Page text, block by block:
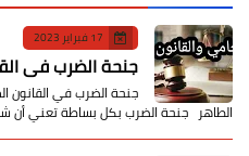
17 فبراير 2023
جنحة الضرب في
جنحة الضرب في القانون
الطاهر جنحة الضرب بكل بساطة تعني أن